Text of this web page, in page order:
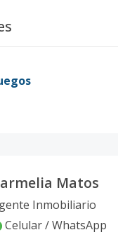
Matos
Inmobiliario
Celular / WhatsApp